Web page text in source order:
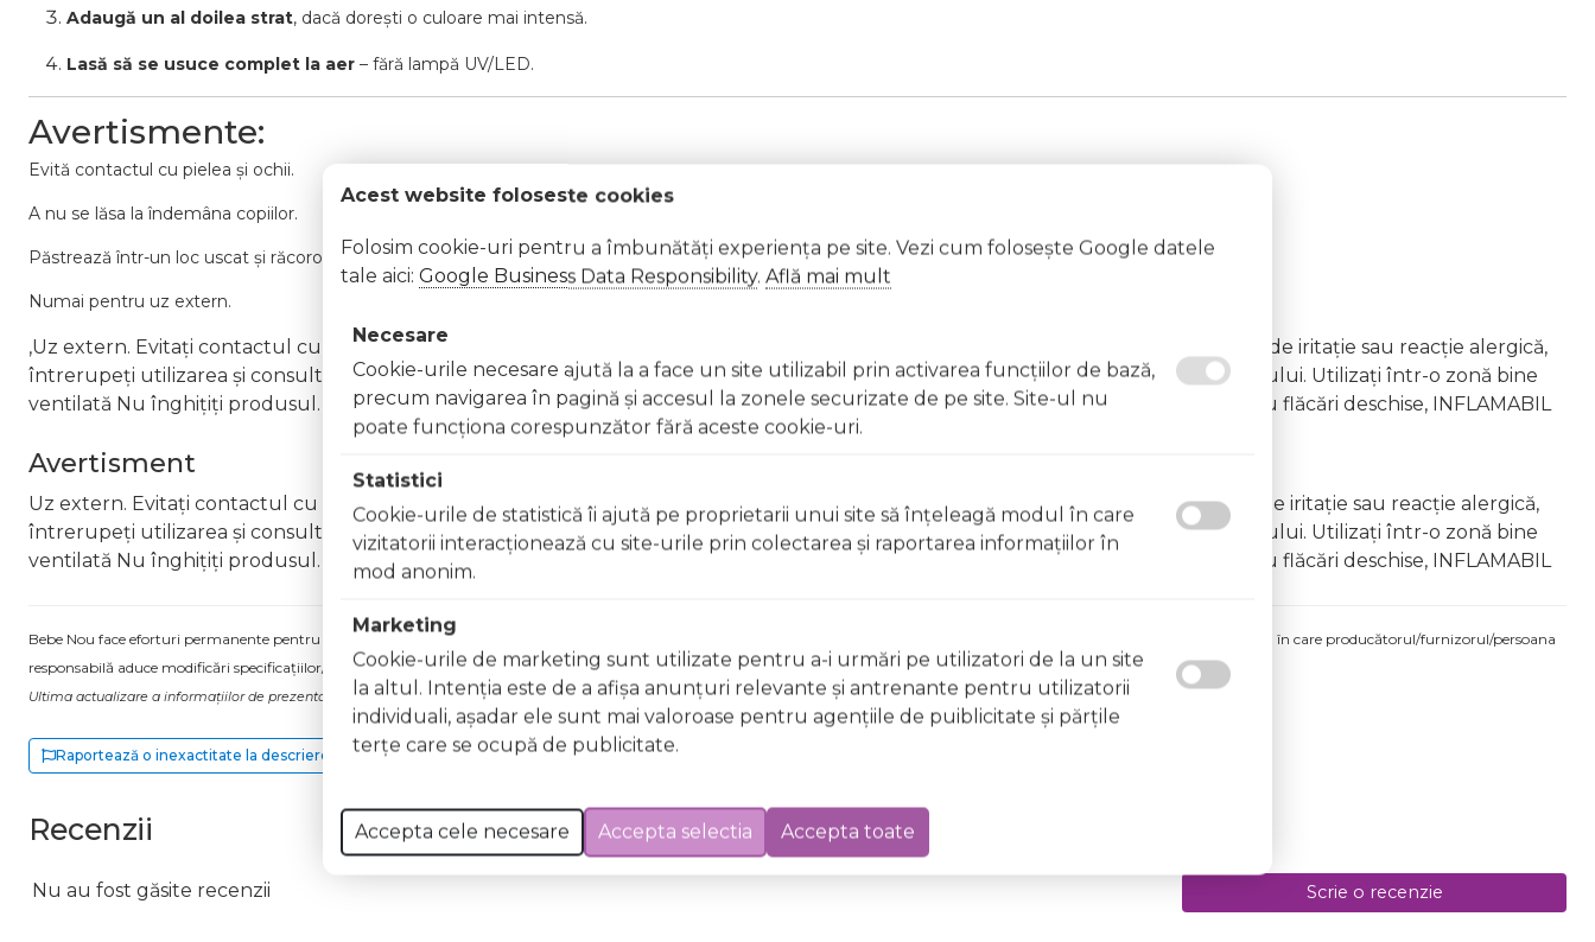
Adaugă un al doilea strat, dacă dorești o culoare mai intensă.
Lasă să se usuce complet la aer – fără lampă UV/LED.
Avertismente:
Evită contactul cu pielea și ochii.
A nu se lăsa la îndemâna copiilor.
Păstrează într-un loc uscat și răcoros, ferit de razele directe ale soarelui.
Numai pentru uz extern.
,Uz extern. Evitați contactul cu ochii. În caz de contact, clătiți imediat cu apă din abundență A nu se lăsa la îndemâna copiilor În caz de iritație sau reacție alergică,
întrerupeți utilizarea și consultați un specialist Nu aplicați lacul pe unghii deteriorate sau fragile Evitați inhalarea vapourilor produsului. Utilizați într-o zonă bine
ventilată Nu înghițiți produsul. În caz de ingerare accidentală, consultați imediat un medic Evitați expunerea la surse de căldură sau flăcări deschise, INFLAMABIL
Avertisment
Uz extern. Evitați contactul cu ochii. În caz de contact, clătiți imediat cu apă din abundențăA nu se lăsa la îndemâna copiilor În caz de iritație sau reacție alergică,
întrerupeți utilizarea și consultați un specialist Nu aplicați lacul pe unghii deteriorate sau fragile Evitați inhalarea vapourilor produsului. Utilizați într-o zonă bine
ventilată Nu înghițiți produsul. În caz de ingerare accidentală, consultați imediat un medic Evitați expunerea la surse de căldură sau flăcări deschise, INFLAMABIL
Bebe Nou face eforturi permanente pentru a păstra informațiile actualizate. Excepții pentru care informațiile prezentate pot fi diferite față de cele ale produsului comandat pot fi acelea în care producătorul/furnizorul/persoana
responsabilă aduce modificări specificațiilor/etichetei acestuia, fără a ne informa în prealabil. În cazul apariției unor diferențe, prevalează informația de pe etichetele produsului fizic.
Ultima actualizare a informațiilor de prezentare pentru Lac unghii Gel Effect GE98 Shamrock it! Wild & Mild, 12ml a fost efectuată la data de 08.08.2026
Raportează o inexactitate la descriere
Recenzii
Nu au fost găsite recenzii Scrie o recenzie
Acest website foloseste cookies
Folosim cookie-uri pentru a îmbunătăți experiența pe site. Vezi cum folosește Google datele
tale aici: Google Business Data Responsibility. Află mai mult
Necesare
Cookie-urile necesare ajută la a face un site utilizabil prin activarea funcţiilor de bază,
precum navigarea în pagină şi accesul la zonele securizate de pe site. Site-ul nu
poate funcţiona corespunzător fără aceste cookie-uri.
Statistici
Cookie-urile de statistică îi ajută pe proprietarii unui site să înţeleagă modul în care
vizitatorii interacţionează cu site-urile prin colectarea şi raportarea informaţiilor în
mod anonim.
Marketing
Cookie-urile de marketing sunt utilizate pentru a-i urmări pe utilizatori de la un site
la altul. Intenţia este de a afişa anunţuri relevante şi antrenante pentru utilizatorii
individuali, aşadar ele sunt mai valoroase pentru agenţiile de puiblicitate şi părţile
terţe care se ocupă de publicitate.
Accepta cele necesare Accepta selectia Accepta toate